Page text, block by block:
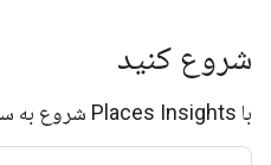
شروع کنید
با Places Insights شروع به ساختن کنید.